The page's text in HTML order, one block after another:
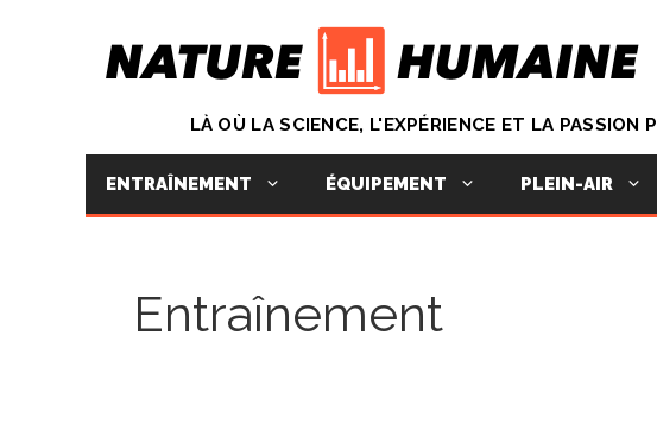
LÀ OÙ LA SCIENCE, L'EXPÉRIENCE ET LA
ENTRAÎNEMENT ÉQUIPEMENT PLEIN-AIR
Entraînement